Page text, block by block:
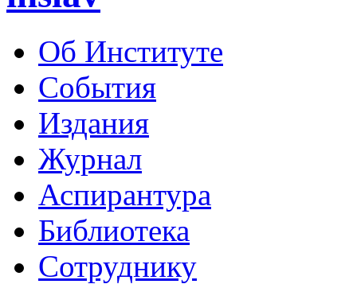
Об Институте
События
Издания
Журнал
Аспирантура
Библиотека
Сотруднику